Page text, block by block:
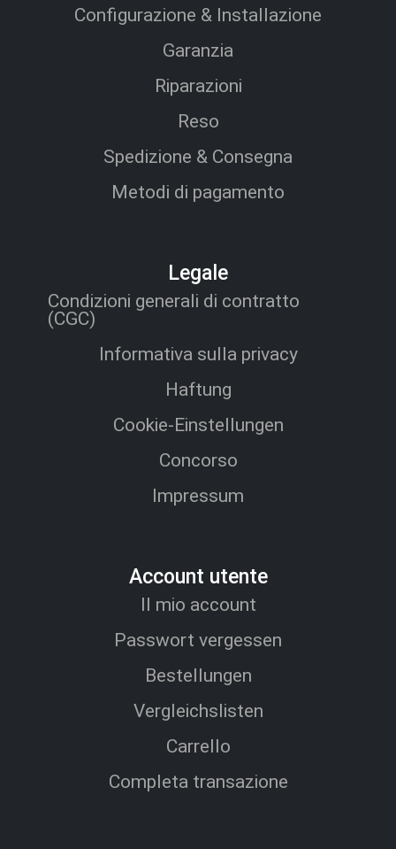
Configurazione & Installazione
Garanzia
Riparazioni
Reso
Spedizione & Consegna
Metodi di pagamento
Legale
Condizioni generali di contratto
(CGC)
Informativa sulla privacy
Haftung
Cookie-Einstellungen
Concorso
Impressum
Account utente
Il mio account
Passwort vergessen
Bestellungen
Vergleichslisten
Carrello
Completa transazione